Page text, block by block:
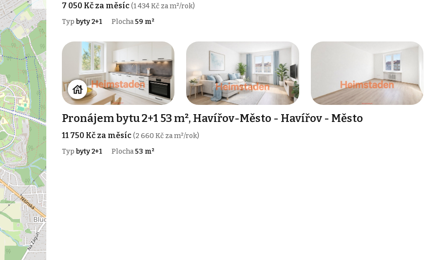
7 050 Kč za měsíc(1 434 Kč za m²/rok)
Typ byty 2+1 Plocha59 m²
Pronájem bytu 2+1 53 m², Havířov-Město - Havířov - Město
11 750 Kč za měsíc(2 660 Kč za m²/rok)
Typ byty 2+1 Plocha53 m²